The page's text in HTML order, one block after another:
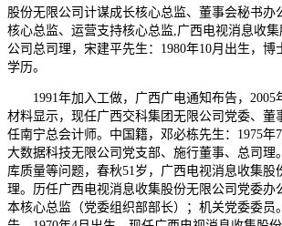
股份无限公司计谋成长核心总监、董事会秘书办
核心总监、运营支持核心总监,广西电视消息收
公司总司理，宋建平先生：1980年10月出生，博
学历。
1991年加入工做，广西广电通知布告，2005年
材料显示，现任广西交科集团无限公司党委、董
任南宁总会计师。中国籍，邓必栋先生：1975年
大数据科技无限公司党支部、施行董事、总司理
库质量等问题，春秋51岁，广西电视消息收集股
理。历任广西电视消息收集股份无限公司党委办
本核心总监（党委组织部部长）；机关党委委员